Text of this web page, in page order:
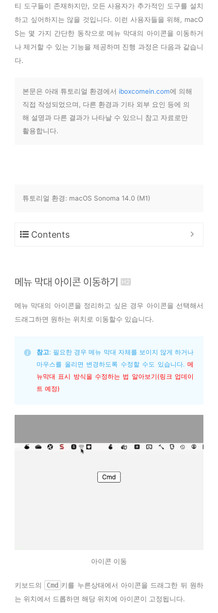
티 도구들이 존재하지만, 모든 사용자가 추가적인 도구를 설치
하고 싶어하지는 않을 것입니다. 이런 사용자들을 위해, macO
S는 몇 가지 간단한 동작으로 메뉴 막대의 아이콘을 이동하거
나 제거할 수 있는 기능을 제공하며 진행 과정은 다음과 같습니
다.
본문은 아래 튜토리얼 환경에서 iboxcomein.com에 의해
직접 작성되었으며, 다른 환경과 기타 외부 요인 등에 의
해 설명과 다른 결과가 나타날 수 있으니 참고 자료로만
활용합니다.
튜토리얼 환경: macOS Sonoma 14.0 (M1)
Contents
메뉴 막대 아이콘 이동하기
메뉴 막대의 아이콘을 정리하고 싶은 경우 아이콘을 선택해서
드래그하면 원하는 위치로 이동할수 있습니다.
참고: 필요한 경우 메뉴 막대 자체를 보이지 않게 하거나
마우스를 올리면 변경하도록 수정할 수도 있습니다. 메
뉴막대 표시 방식을 수정하는 법 알아보기(링크 업데이
트 예정)
아이콘 이동
키보드의 Cmd 키를 누른상태에서 아이콘을 드래그한 뒤 원하
는 위치에서 드롭하면 해당 위치에 아이콘이 고정됩니다.